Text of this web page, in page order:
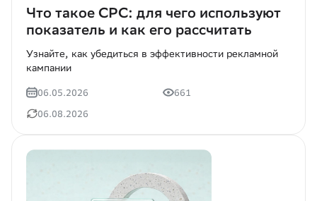
Что такое CPC: для чего используют
показатель и как его рассчитать
Узнайте, как убедиться в эффективности рекламной
кампании
06.05.2026
661
06.08.2026
Производство (1)
Автоматизация (1)
Прогнозирование (1)
Блог — Data Tracker (1)